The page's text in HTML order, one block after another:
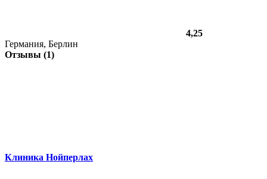
4,25
Германия, Берлин
Отзывы (1)
Клиника Нойперлах